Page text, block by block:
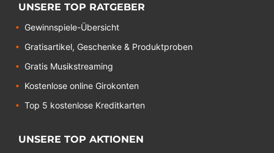
UNSERE TOP RATGEBER
Gewinnspiele-Übersicht
Gratisartikel, Geschenke & Produktproben
Gratis Musikstreaming
Kostenlose online Girokonten
Top 5 kostenlose Kreditkarten
UNSERE TOP AKTIONEN